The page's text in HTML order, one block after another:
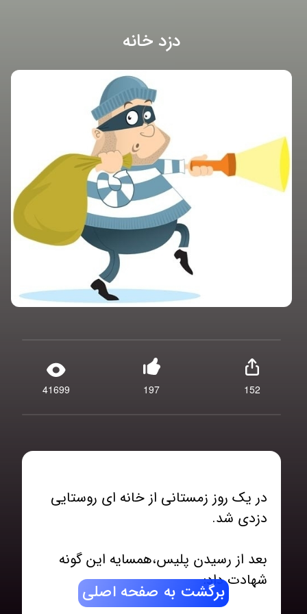
دزد خانه
41699 197 152
در یک روز زمستانی از خانه ای روستایی
بعد از رسیدن پلیس،همسایه این گونه
برگشت به صفحه اصلی